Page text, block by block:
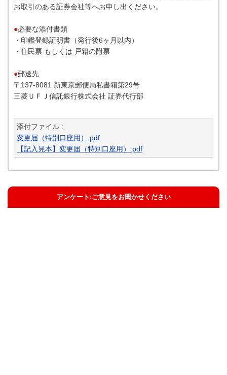
お取引のある証券会社等へお申し出ください。
●必要な添付書類
・印鑑登録証明書（発行後6ヶ月以内）
・住民票 もしくは 戸籍の附票
●郵送先
〒137-8081 新東京郵便局私書箱第29号
三菱ＵＦＪ信託銀行株式会社 証券代行部
添付ファイル :
変更届（特別口座用）.pdf
【記入見本】変更届（特別口座用）.pdf
アンケート:ご意見をお聞かせください